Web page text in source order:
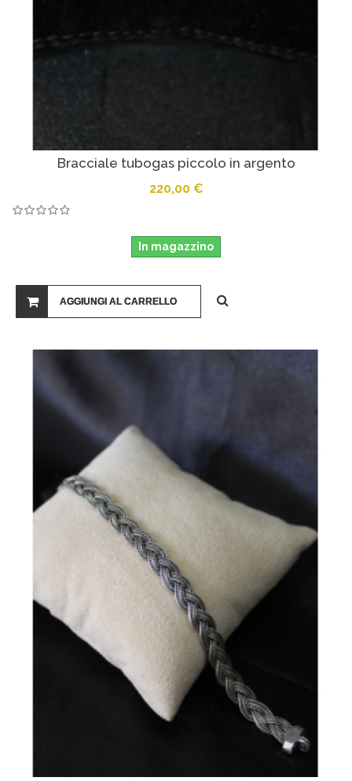
Bracciale tubogas piccolo in argento
220,00 €
In magazzino
AGGIUNGI AL CARRELLO